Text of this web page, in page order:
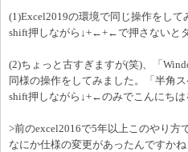
(1)Excel2019の環境で同じ操作をし
shift押しながら↓+←+←で押さないと
(2)ちょっと古すぎますが(笑)、「
同様の操作をしてみました。「半角
shift押しながら↓+←のみでこんにちは
>前のexcel2016で5年以上このやり
なにか仕様の変更があったんですか